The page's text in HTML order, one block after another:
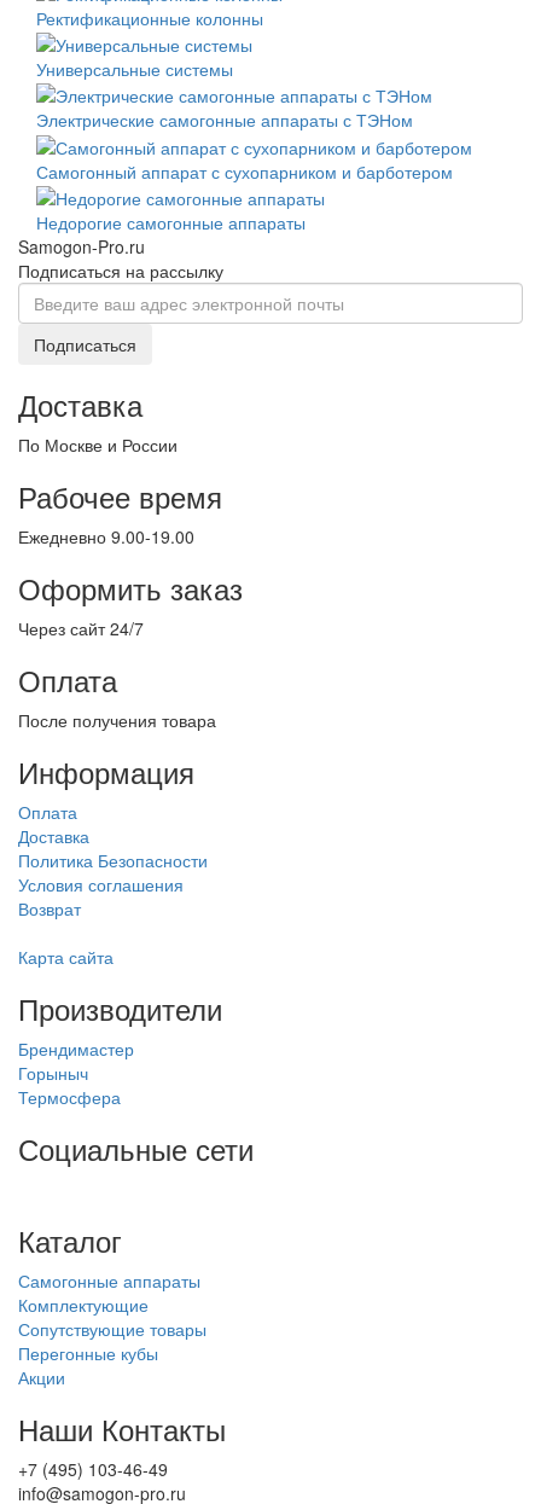
Ректификационные колонны
Универсальные системы
Электрические самогонные аппараты с ТЭНом
Самогонный аппарат с сухопарником и барботером
Недорогие самогонные аппараты
Samogon-Pro.ru
Подписаться на рассылку
Подписаться
Доставка
По Москве и России
Рабочее время
Ежедневно 9.00-19.00
Оформить заказ
Через сайт 24/7
Оплата
После получения товара
Информация
Оплата
Доставка
Политика Безопасности
Условия соглашения
Возврат
Карта сайта
Производители
Брендимастер
Горыныч
Термосфера
Социальные сети
Каталог
Самогонные аппараты
Комплектующие
Сопутствующие товары
Перегонные кубы
Акции
Наши Контакты
+7 (495) 103-46-49
info@samogon-pro.ru